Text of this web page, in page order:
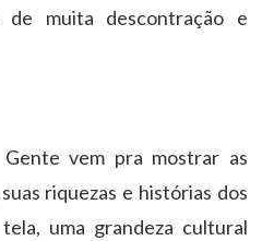
de muita descontração e
vem pra mostrar as
riquezas e histórias dos
uma grandeza cultural